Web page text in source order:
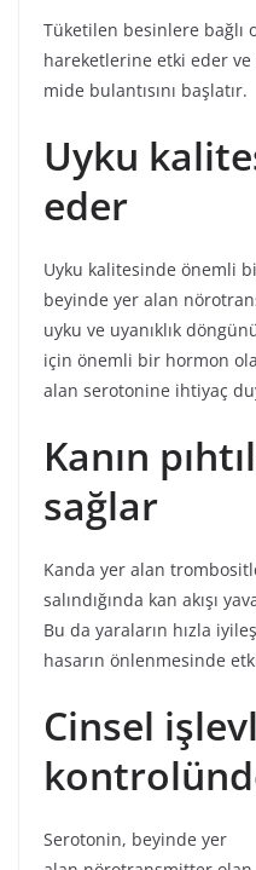
Tüketilen besinlere bağlı
hareketlerine etki eder ve
mide bulantısını başlatır.
Uyku
eder
Uyku kalitesinde önemli
beyinde yer alan
uyku ve uyanıklık
için önemli bir hormon
alan serotonine ihtiyaç
Kanın
sağlar
Kanda yer alan
salındığında kan akışı
Bu da yaraların hızla
hasarın önlenmesinde
Cinsel
Serotonin, beyinde yer